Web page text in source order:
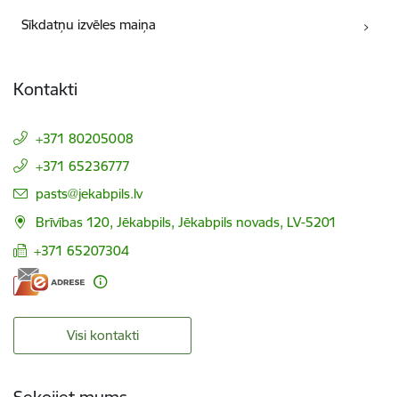
Sīkdatņu izvēles maiņa
Kontakti
+371 80205008
+371 65236777
E-pasts:
pasts@jekabpils.lv
Brīvības 120, Jēkabpils, Jēkabpils novads, LV-5201
+371 65207304
Visi kontakti